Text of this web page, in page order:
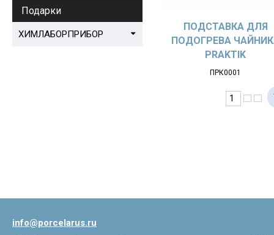
ПОДСТАВКА ДЛЯ
ПОДОГРЕВА
PRAKTIK
ПРК0001
Подарки
ХИМЛАБОРПРИБОР
info@porcelarus.ru